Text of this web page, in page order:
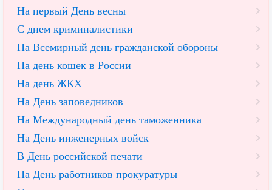
На первый День весны
С днем криминалистики
На Всемирный день гражданской обороны
На день кошек в России
На день ЖКХ
На День заповедников
На Международный день таможенника
На День инженерных войск
В День российской печати
На День работников прокуратуры